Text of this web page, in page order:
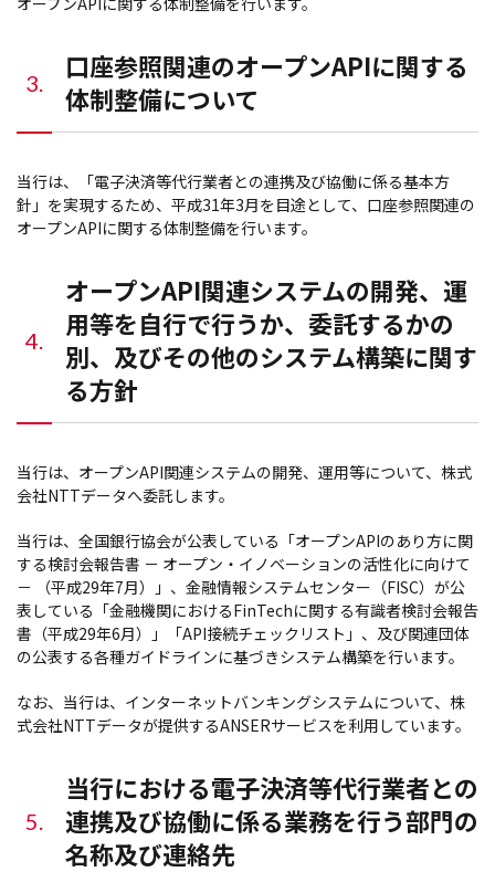
3.
口座参照関連のオープンAPIに関する
体制整備について
当行は、「電子決済等代行業者との連携及び協働に係る基本方
針」を実現するため、平成31年3月を目途として、口座参照関連の
オープンAPIに関する体制整備を行います。
4.
オープンAPI関連システムの開発、運
用等を自行で行うか、委託するかの
別、及びその他のシステム構築に関す
る方針
当行は、オープンAPI関連システムの開発、運用等について、株式
会社NTTデータへ委託します。
当行は、全国銀行協会が公表している「オープンAPIのあり方に関
する検討会報告書 － オープン・イノベーションの活性化に向けて
－ （平成29年7月）」、金融情報システムセンター（FISC）が公
表している「金融機関におけるFinTechに関する有識者検討会報告
書（平成29年6月）」「API接続チェックリスト」、及び関連団体
の公表する各種ガイドラインに基づきシステム構築を行います。
なお、当行は、インターネットバンキングシステムについて、株
式会社NTTデータが提供するANSERサービスを利用しています。
5.
当行における電子決済等代行業者との
連携及び協働に係る業務を行う部門の
名称及び連絡先